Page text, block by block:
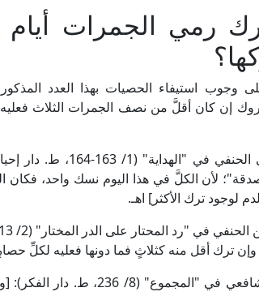
رمي الجمرات
وجوب استيفاء الحصيات بهذا العدد
إن كان أقلَّ من نصف الجمرات الثلاث
قال العلامة
لأن الكلَّ في هذا اليوم نسك واحد، فكان
لوجود ترك الأكثر] اهـ.
وإن ترك أقل منه كثلاثٍ فما دونها فعليه لكلِّ
وقال الإمام النووي الشافعي